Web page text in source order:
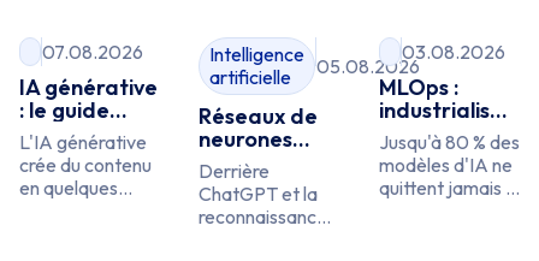
07.08.2026
IA générative
: le guide
pour les PME
L'IA générative
crée du contenu
en quelques
Intelligence
artificielle
05.08.2026
Réseaux de
neurones
artificiels
expliqués
Derrière
ChatGPT et la
reconnaissance
03.08.2026
MLOps :
industrialiser
ses modèles
Jusqu'à 80 % des
modèles d'IA ne
quittent jamais le